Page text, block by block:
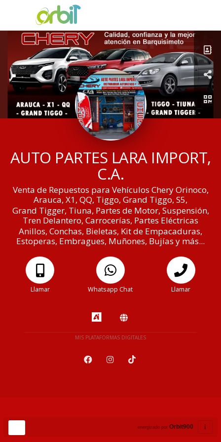
AUTO PARTES LARA IMPORT,
C.A.
Venta de Repuestos para Vehículos Chery Orinoco,
Arauca, X1, QQ, Tiggo, Grand Tiggo, S5,
Grand Tigger, Tiuna, Partes de Motor, Suspensión,
Tren Delantero, Carrocerías, Partes Eléctricas
Anillos, Conchas, Bieletas, Kit de Empacaduras,
Estoperas, Embragues, Muñones, Bujías y más...
Llamar Whatsapp Chat Llamar
MIS PLATAFORMAS DIGITALES
energizado por Orbit900